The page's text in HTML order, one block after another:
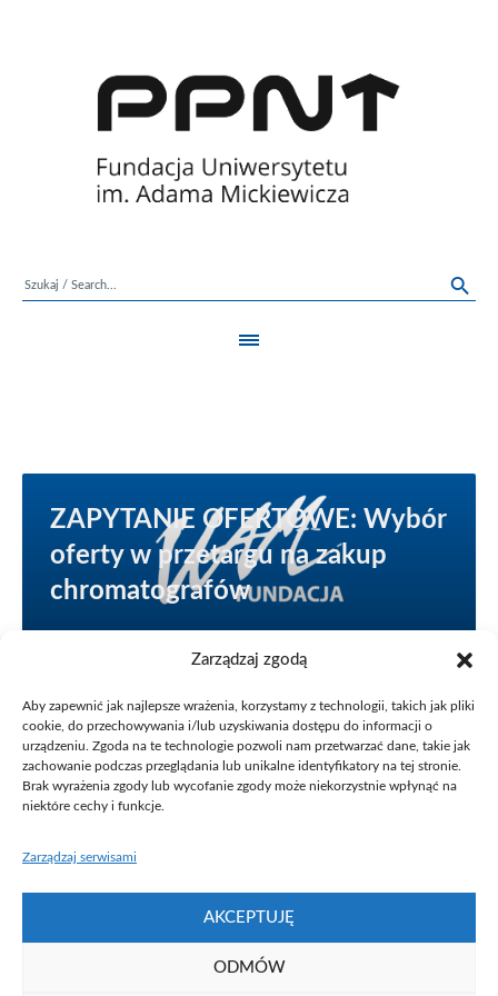
Zarządzaj zgodą
Aby zapewnić jak najlepsze wrażenia, korzystamy z technologii, takich jak pliki
cookie, do przechowywania i/lub uzyskiwania dostępu do informacji o
urządzeniu. Zgoda na te technologie pozwoli nam przetwarzać dane, takie jak
zachowanie podczas przeglądania lub unikalne identyfikatory na tej stronie.
Brak wyrażenia zgody lub wycofanie zgody może niekorzystnie wpłynąć na
niektóre cechy i funkcje.
Zarządzaj serwisami
AKCEPTUJĘ
ODMÓW
ZAPYTANIE OFERTOWE: Wybór
oferty w przetargu na zakup
chromatografów
nieograniczonym na „Zakup i dostawę dwóch fabrycznie
nowych chromatografów jonowych dla Fundacji UAM w
Poznaniu” (postępowanie o nr 1/ITCH/2017)
Wykonawcą została firma Metrohm Polska.
Zobacz „Zawiadomienie o wyborze oferty” (pdf)